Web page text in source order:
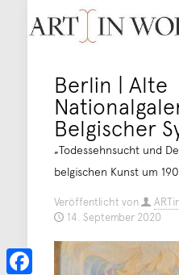
Berlin | Alte
Belgischer
„Todessehnsucht und
belgischen Kunst um
Veröffentlicht von
14. September 2020